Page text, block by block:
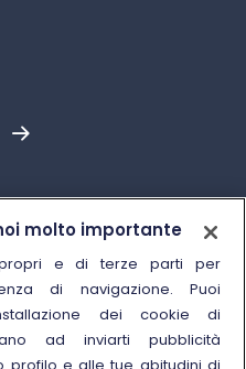
molto importante
propri e di terze parti per
di navigazione. Puoi
dei cookie di
ad inviarti pubblicità
profilo e alle tue abitudini di